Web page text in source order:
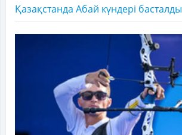
Қазақстанда Абай күндері басталды